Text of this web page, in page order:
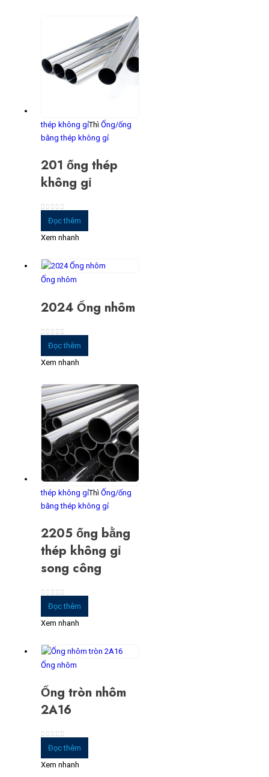
thép không gỉThì Ống/ống
bằng thép không gỉ
201 ống thép
không gỉ
trong số 5
Đọc thêm
Xem nhanh
Ống nhôm
2024 Ống nhôm
trong số 5
Đọc thêm
Xem nhanh
thép không gỉThì Ống/ống
bằng thép không gỉ
2205 ống bằng
thép không gỉ
song công
trong số 5
Đọc thêm
Xem nhanh
Ống nhôm
Ống tròn nhôm
2A16
trong số 5
Đọc thêm
Xem nhanh